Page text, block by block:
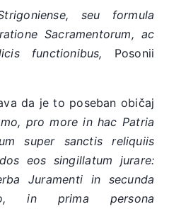
seu formula
Sacramentorum, ac
functionibus, Posonii
da je to poseban običaj
pro more in hac Patria
super sanctis reliquiis
eos singillatum jurare:
Juramenti in secunda
in prima persona